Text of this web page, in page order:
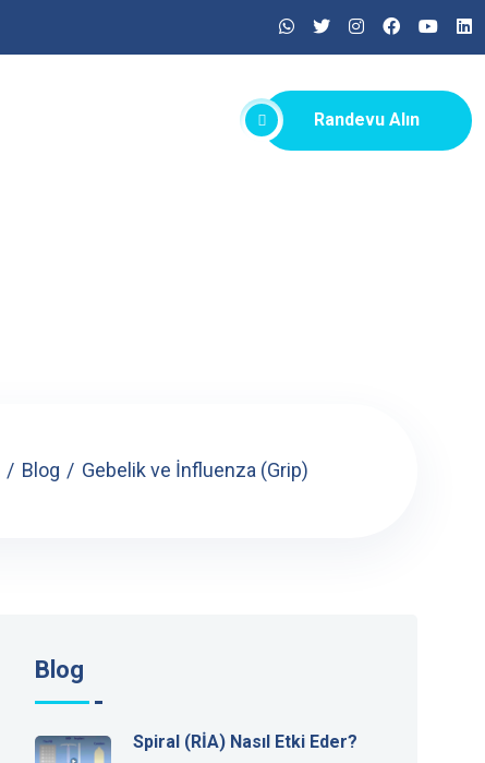
Randevu Alın
Blog Gebelik ve İnfluenza (Grip)
Blog
Spiral (RİA) Nasıl Etki Eder?